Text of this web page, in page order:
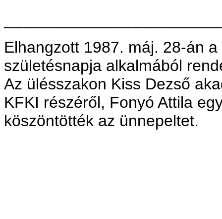
Elhangzott 1987. máj. 28-án
születésnapja alkalmából
Az ülésszakon Kiss Dezső
KFKI részéről, Fonyó Attila
köszöntötték az ünnepeltet.